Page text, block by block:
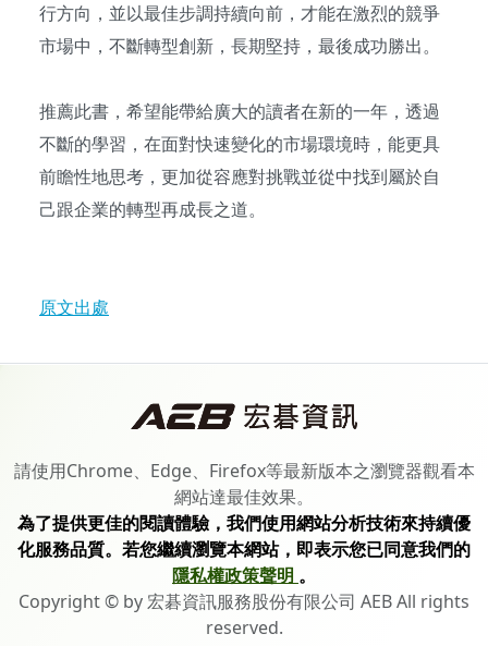
行方向，並以最佳步調持續向前，才能在激烈的競爭
市場中，不斷轉型創新，長期堅持，最後成功勝出。
推薦此書，希望能帶給廣大的讀者在新的一年，透過
不斷的學習，在面對快速變化的市場環境時，能更具
前瞻性地思考，更加從容應對挑戰並從中找到屬於自
己跟企業的轉型再成長之道。
原文出處
請使用Chrome、Edge、Firefox等最新版本之瀏覽器觀看本
網站達最佳效果。
為了提供更佳的閱讀體驗，我們使用網站分析技術來持續優
化服務品質。若您繼續瀏覽本網站，即表示您已同意我們的
隱私權政策聲明 。
Copyright © by 宏碁資訊服務股份有限公司 AEB All rights
reserved.